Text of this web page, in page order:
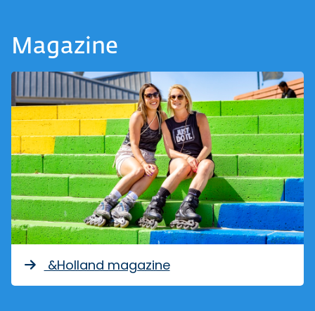
Magazine
&Holland magazine